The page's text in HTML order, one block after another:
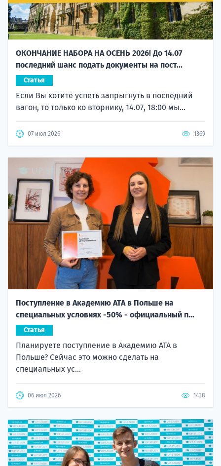
ОКОНЧАНИЕ НАБОРА НА ОСЕНЬ 2026! До 14.07
последний шанс подать документы на пост...
Статья
Если Вы хотите успеть запрыгнуть в последний
вагон, то только ко вторнику, 14.07, 18:00 мы...
07 июл 2026 1369
Поступление в Академию ATA в Польше на
специальных условиях -50% - официальный п...
Статья
Планируете поступление в Академию ATA в
Польше? Сейчас это можно сделать на
специальных ус...
06 июл 2026 1438